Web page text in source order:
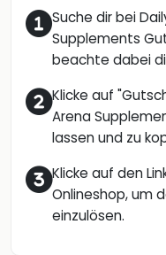
Suche dir bei
Supplements
beachte dabei
Klicke auf
Arena
lassen und zu
Klicke auf den
Onlineshop, um
einzulösen.